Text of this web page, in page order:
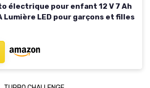
électrique pour enfant 12 V 7 Ah
Lumière LED pour garçons et filles